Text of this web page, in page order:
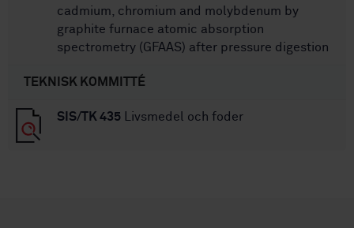
cadmium, chromium and molybdenum by
graphite furnace atomic absorption
spectrometry (GFAAS) after pressure digestion
TEKNISK KOMMITTÉ
SIS/TK 435 Livsmedel och foder